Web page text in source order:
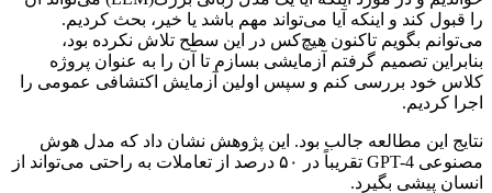
را قبول کند و اینکه آیا می‌تواند مهم باشد یا خیر، بحث کردیم.
می‌توانم بگویم تاکنون هیچ‌کس در این سطح تلاش نکرده بود،
بنابراین تصمیم گرفتم آزمایشی بسازم تا آن را به عنوان پروژه
کلاس خود بررسی کنم و سپس اولین آزمایش اکتشافی عمومی را
اجرا کردیم.
نتایج این مطالعه جالب بود. این پژوهش نشان داد که مدل هوش
مصنوعی GPT-4 تقریباً در ۵۰ درصد از تعاملات به راحتی می‌تواند از
انسان پیشی بگیرد.